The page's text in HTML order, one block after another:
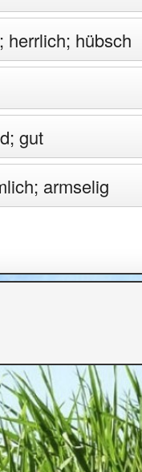
herrlich; hübsch
gut
armselig